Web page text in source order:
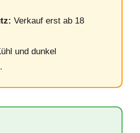
Verkauf erst ab 18
und dunkel